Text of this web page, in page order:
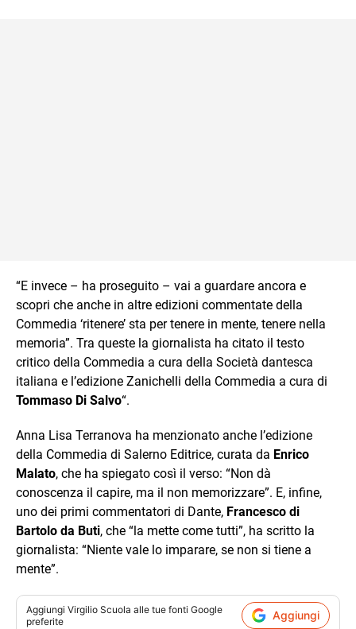
“E invece – ha proseguito – vai a guardare ancora e
scopri che anche in altre edizioni commentate della
Commedia ‘ritenere’ sta per tenere in mente, tenere nella
memoria”. Tra queste la giornalista ha citato il testo
critico della Commedia a cura della Società dantesca
italiana e l’edizione Zanichelli della Commedia a cura di
Tommaso Di Salvo“.
Anna Lisa Terranova ha menzionato anche l’edizione
della Commedia di Salerno Editrice, curata da Enrico
Malato, che ha spiegato così il verso: “Non dà
conoscenza il capire, ma il non memorizzare”. E, infine,
uno dei primi commentatori di Dante, Francesco di
Bartolo da Buti, che “la mette come tutti”, ha scritto la
giornalista: “Niente vale lo imparare, se non si tiene a
mente”.
Aggiungi Virgilio Scuola alle tue fonti Google
preferite
Aggiungi